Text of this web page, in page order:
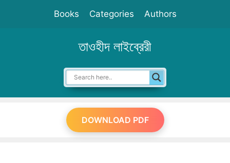
Books Categories Authors
তাওহীদ লাইব্রেরী
DOWNLOAD PDF